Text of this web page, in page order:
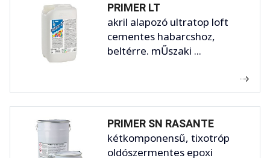
PRIMER LT
akril alapozó ultratop loft
cementes habarcshoz,
beltérre. mŰszaki ...
PRIMER SN RASANTE
kétkomponensű, tixotróp
oldószermentes epoxi